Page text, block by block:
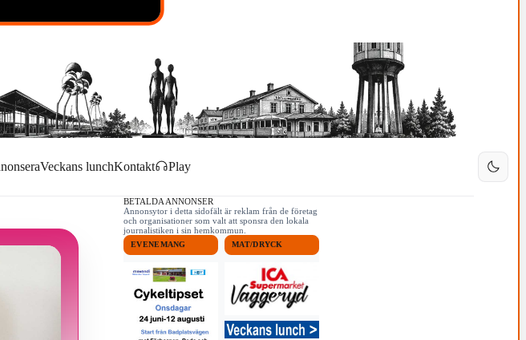
Veckans lunchKontakt Play
BETALDA ANNONSER
Annonsytor i detta sidofält är reklam från de företag
och organisationer som valt att sponsra den lokala
journalistiken i sin hemkommun.
EVENEMANG MAT/DRYCK